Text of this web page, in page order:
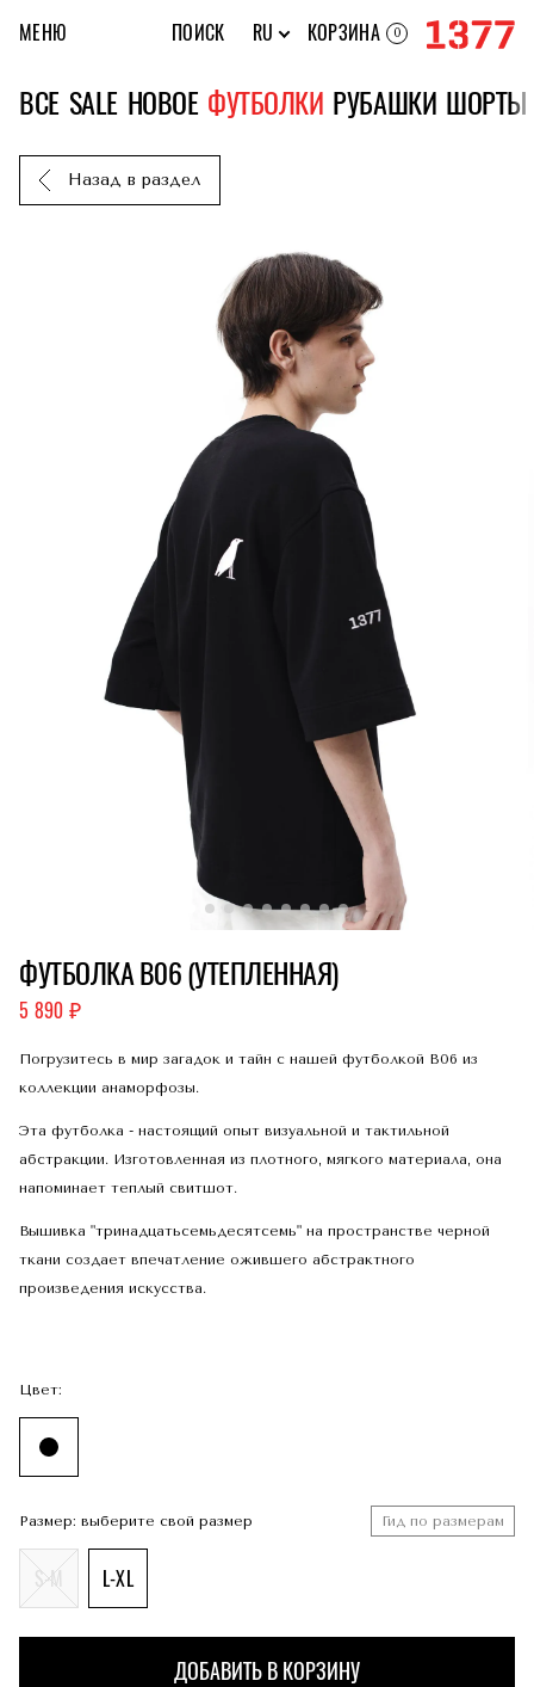
МЕНЮ ПОИСК RU КОРЗИНА 0
ВСЕ SALE НОВОЕ ФУТБОЛКИ РУБАШКИ ШОРТЫ
Назад в раздел
ФУТБОЛКА B06 (УТЕПЛЕННАЯ)
5 890
Погрузитесь в мир загадок и тайн с нашей футболкой B06 из
коллекции анаморфозы.
Эта футболка - настоящий опыт визуальной и тактильной
абстракции. Изготовленная из плотного, мягкого материала, она
напоминает теплый свитшот.
Вышивка "тринадцатьсемьдесятсемь" на пространстве черной
ткани создает впечатление ожившего абстрактного
произведения искусства.
Цвет:
Размер: выберите свой размер Гид по размерам
S-M L-XL
ДОБАВИТЬ В КОРЗИНУ